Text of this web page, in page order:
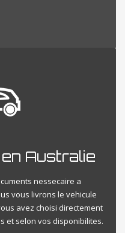
en Australie
nessecaire a
vous livrons le vehicule
avez choisi directement
et selon vos disponibilites.